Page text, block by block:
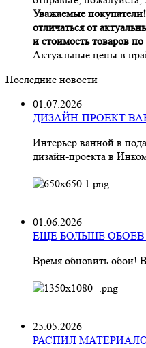
Уважаемые
отличаться от
и стоимость товаров
Актуальные цены в
Последние новости
01.07.2026
ДИЗАЙН-ПРОЕКТ
Интерьер ванной в
дизайн‑проекта в
01.06.2026
ЕЩЕ БОЛЬШЕ
Время обновить обои!
25.05.2026
РАСПИЛ